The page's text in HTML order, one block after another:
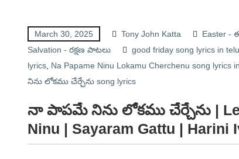
March 30, 2025 Tony John Katta Easter -
Salvation - రక్షణ పాటలు
good friday song lyrics in
lyrics Na Papame Ninu Lokamu Cherchenu song lyrics
నిను లోకము చేర్చేను song lyrics
నా పాపమే నిను లోకము చేర్చేను |
Ninu | Sayaram Gattu | Harini